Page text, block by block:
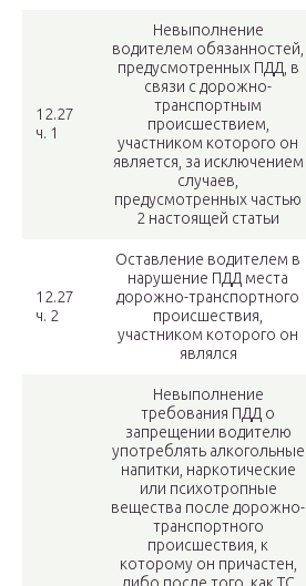
12.27
ч. 1
Невыполнение
водителем обязанностей,
предусмотренных ПДД, в
связи с дорожно-
транспортным
происшествием,
участником которого он
является, за исключением
случаев,
предусмотренных частью
2 настоящей статьи
12.27
ч. 2
Оставление водителем в
нарушение ПДД места
дорожно-транспортного
происшествия,
участником которого он
являлся
Невыполнение
требования ПДД о
запрещении водителю
употреблять алкогольные
напитки, наркотические
или психотропные
вещества после дорожно-
транспортного
происшествия, к
которому он причастен,